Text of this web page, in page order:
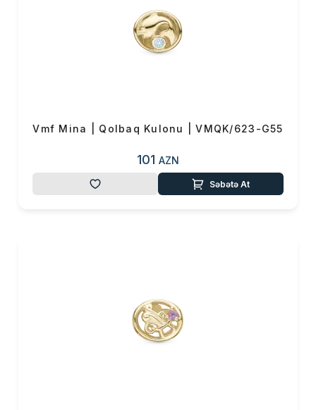
Vmf Mina | Qolbaq Kulonu | VMQK/623-G55
101 AZN
Səbətə At